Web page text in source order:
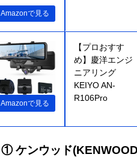
Amazonで見る
Amazonで見る
【プロおすす
め】慶洋エンジ
ニアリング
KEIYO AN-
R106Pro
① ケンウッド